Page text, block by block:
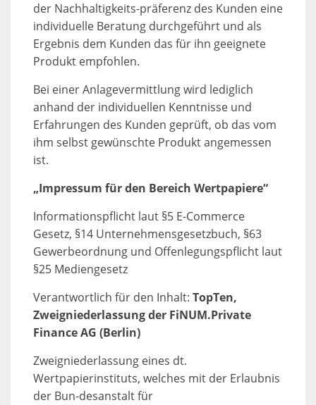
der Nachhaltigkeits-präferenz des Kunden eine
individuelle Beratung durchgeführt und als
Ergebnis dem Kunden das für ihn geeignete
Produkt empfohlen.
Bei einer Anlagevermittlung wird lediglich
anhand der individuellen Kenntnisse und
Erfahrungen des Kunden geprüft, ob das vom
ihm selbst gewünschte Produkt angemessen
ist.
„Impressum für den Bereich Wertpapiere“
Informationspflicht laut §5 E-Commerce
Gesetz, §14 Unternehmensgesetzbuch, §63
Gewerbeordnung und Offenlegungspflicht laut
§25 Mediengesetz
Verantwortlich für den Inhalt: TopTen,
Zweigniederlassung der FiNUM.Private
Finance AG (Berlin)
Zweigniederlassung eines dt.
Wertpapierinstituts, welches mit der Erlaubnis
der Bun-desanstalt für